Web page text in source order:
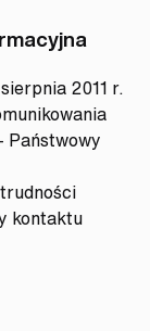
2011 r.
Państwowy
kontaktu